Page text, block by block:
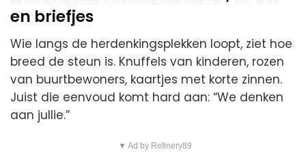
en briefjes
Wie langs de herdenkingsplekken loopt, ziet hoe
breed de steun is. Knuffels van kinderen, rozen
van buurtbewoners, kaartjes met korte zinnen.
Juist die eenvoud komt hard aan: “We denken
aan jullie.”
▼ Ad by Refinery89